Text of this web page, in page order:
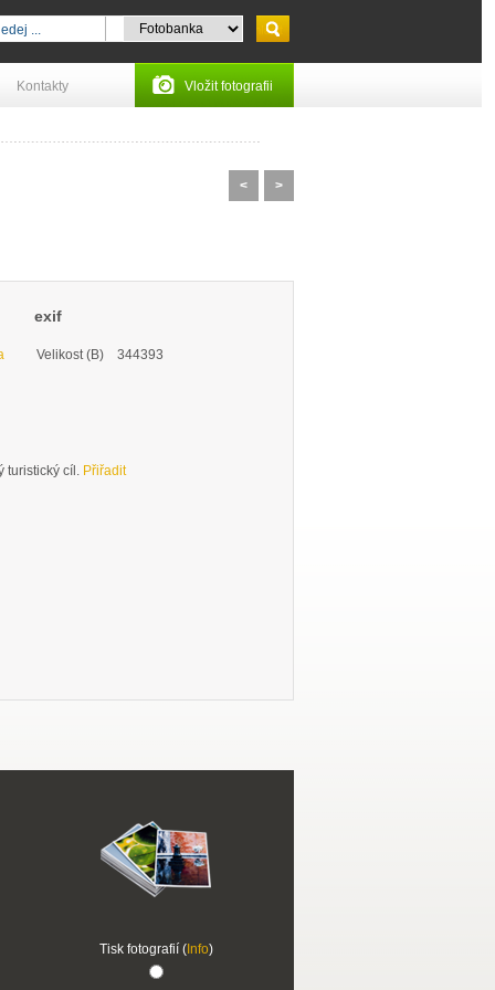
Kontakty Vložit fotografii
< >
exif
Velikost (B) 344393
turistický cíl. Přiřadit
Tisk fotografií (Info)